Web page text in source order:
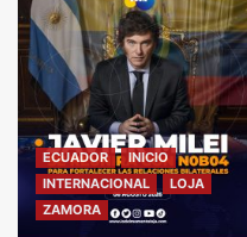
ECUADOR
INICIO
INTERNACIONAL
LOJA
ZAMORA